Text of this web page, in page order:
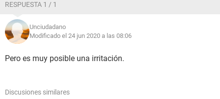
RESPUESTA 1 / 1
Unciudadano
Modificado el 24 jun 2020 a las 08:06
Pero es muy posible una irritación.
Discusiones similares